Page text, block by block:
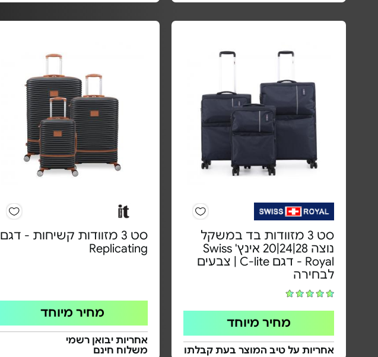
סט 3 מזוודות בד במשקל
נוצה 28|24|20 אינץ' Swiss
Royal - דגם C-lite | צבעים
לבחירה
מחיר מיוחד
אחריות על טיב המוצר בעת קבלתו
סט 3 מזוודות קשיחות - דגם
Replicating
מחיר מיוחד
אחריות יבואן רשמי
משלוח חינם